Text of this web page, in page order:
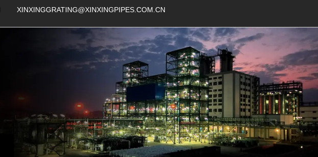
XINXINGGRATING@XINXINGPIPES.COM.CN